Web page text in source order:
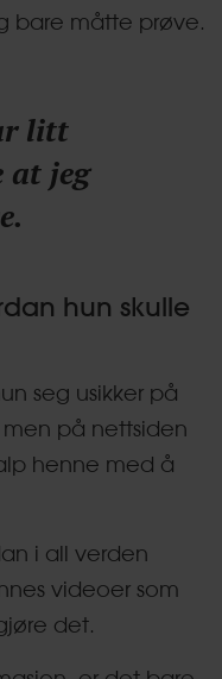
bare måtte prøve.
litt
at jeg
hun skulle
seg usikker på
på nettsiden
henne med å
i all verden
videoer som
det.